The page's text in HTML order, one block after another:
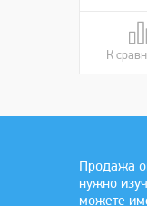
К
В
Продажа
нужно
можете